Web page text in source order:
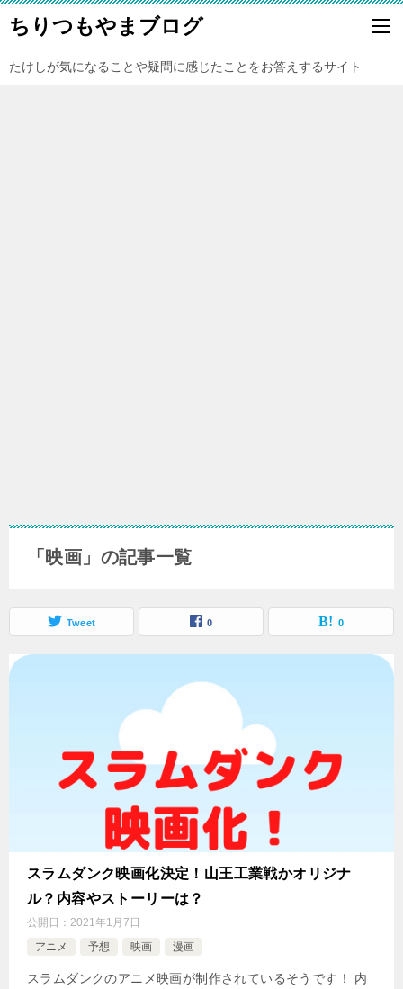
ちりつもやまブログ
たけしが気になることや疑問に感じたことをお答えするサイト
「映画」の記事一覧
Tweet 0 0
スラムダンク映画化決定！山王工業戦かオリジナ
ル？内容やストーリーは？
公開日： 2021年1月7日
アニメ
予想 映画 漫画
スラムダンクのアニメ映画が制作されているそうです！ 内